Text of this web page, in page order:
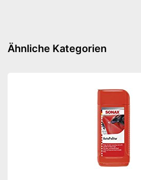
Ähnliche Kategorien